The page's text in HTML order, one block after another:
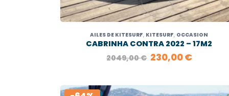
AILES DE KITESURF, KITESURF, OCCASION
CABRINHA CONTRA 2022 – 17M2
2049,00€ LE
PRIX
ÉTAIT :
2049,00 €.
230,00€LE
EST :
230,00